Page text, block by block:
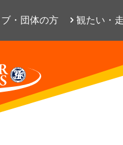
・団体の方 観たい・